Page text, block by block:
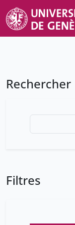
Rechercher
Filtres